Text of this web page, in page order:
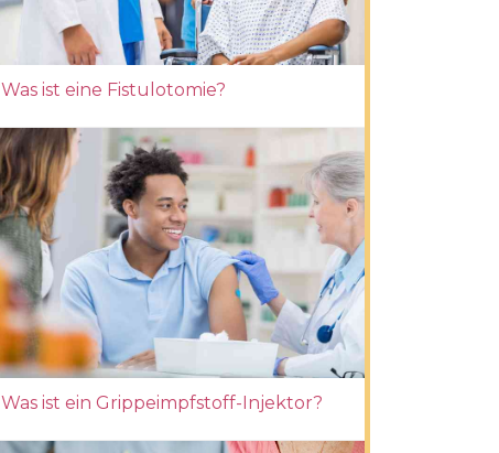
Was ist eine Fistulotomie?
Was ist ein Grippeimpfstoff-Injektor?